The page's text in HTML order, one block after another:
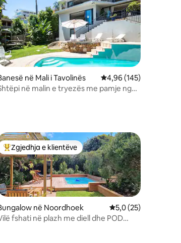
4,89 nga 5, 121 vlerësime
në Mali i Tavolinës Vlerësimi mesatar
4,96 (145)
në malin e tryezës me pamje nga
5,0 nga 5, 104 vlerësime
Më të mirat e zgjedhjeve të klientëve
Zgjedhja e klientëve
në Noordhoek Vlerësimi mesatar
5,0 (25)
fshati në plazh me diell dhe POD